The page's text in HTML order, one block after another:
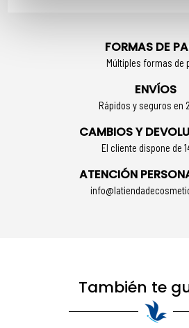
FORMAS DE
Múltiples formas de
ENVÍOS
Rápidos y seguros en
CAMBIOS Y
El cliente dispone de
ATENCIÓN
También te